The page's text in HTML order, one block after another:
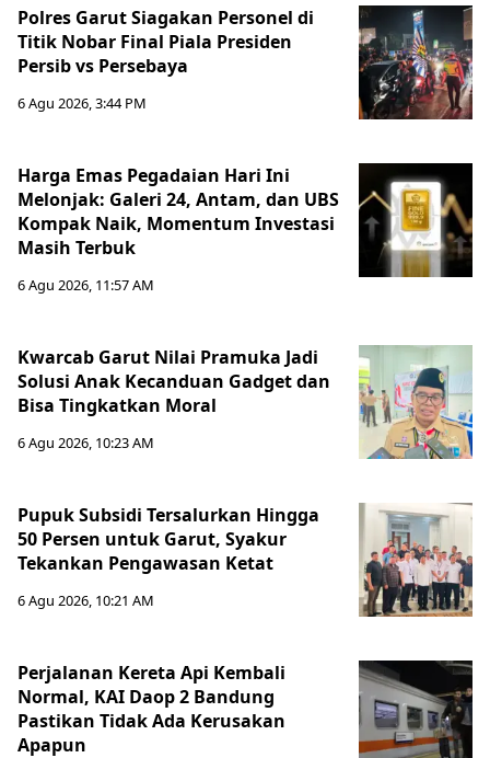
Polres Garut Siagakan Personel di
Titik Nobar Final Piala Presiden
Persib vs Persebaya
6 Agu 2026, 3:44 PM
Harga Emas Pegadaian Hari Ini
Melonjak: Galeri 24, Antam, dan UBS
Kompak Naik, Momentum Investasi
Masih Terbuk
6 Agu 2026, 11:57 AM
Kwarcab Garut Nilai Pramuka Jadi
Solusi Anak Kecanduan Gadget dan
Bisa Tingkatkan Moral
6 Agu 2026, 10:23 AM
Pupuk Subsidi Tersalurkan Hingga
50 Persen untuk Garut, Syakur
Tekankan Pengawasan Ketat
6 Agu 2026, 10:21 AM
Perjalanan Kereta Api Kembali
Normal, KAI Daop 2 Bandung
Pastikan Tidak Ada Kerusakan
Apapun